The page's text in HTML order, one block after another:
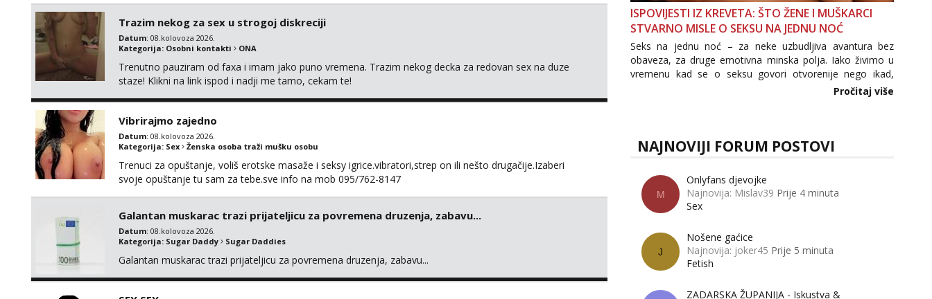
Trazim nekog za sex u strogoj diskreciji
Datum: 08.kolovoza 2026.
Kategorija: Osobni kontakti ONA
Trenutno pauziram od faxa i imam jako puno vremena. Trazim nekog decka za redovan sex na duze
staze! Klikni na link ispod i nadji me tamo, cekam te!
Vibrirajmo zajedno
Datum: 08.kolovoza 2026.
Kategorija: Sex Ženska osoba traži mušku osobu
Trenuci za opuštanje, voliš erotske masaže i seksy igrice.vibratori,strep on ili nešto drugačije.Izaberi
svoje opuštanje tu sam za tebe.sve info na mob 095/762-8147
Galantan muskarac trazi prijateljicu za povremena druzenja, zabavu...
Datum: 08.kolovoza 2026.
Kategorija: Sugar Daddy Sugar Daddies
Galantan muskarac trazi prijateljicu za povremena druzenja, zabavu...
ISPOVIJESTI IZ KREVETA: ŠTO ŽENE I MUŠKARCI
STVARNO MISLE O SEKSU NA JEDNU NOĆ
Seks na jednu noć – za neke uzbudljiva avantura bez
obaveza, za druge emotivna minska polja. Iako živimo u
vremenu kad se o seksu govori otvorenije nego ikad,
tema „jedne noći strasti“ i dalje izaziva burne rasprave. Što
Pročitaj više
NAJNOVIJI FORUM POSTOVI
M
Onlyfans djevojke
Najnovija: Mislav39 Prije 4 minuta
Sex
J
Nošene gaćice
Najnovija: joker45 Prije 5 minuta
Fetish
ZADARSKA ŽUPANIJA - Iskustva &